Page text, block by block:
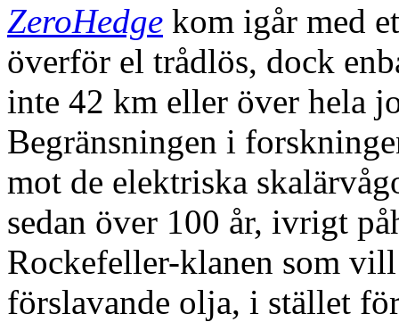
ZeroHedge kom igår med
överför el trådlös, dock
inte 42 km eller över hela
Begränsningen i
mot de elektriska
sedan över 100 år, ivrigt
Rockefeller-klanen som
förslavande olja, i stället